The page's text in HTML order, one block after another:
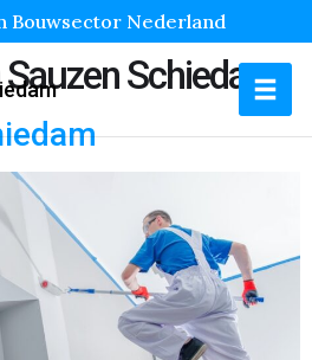
Bouwsector Nederland
Schiedam